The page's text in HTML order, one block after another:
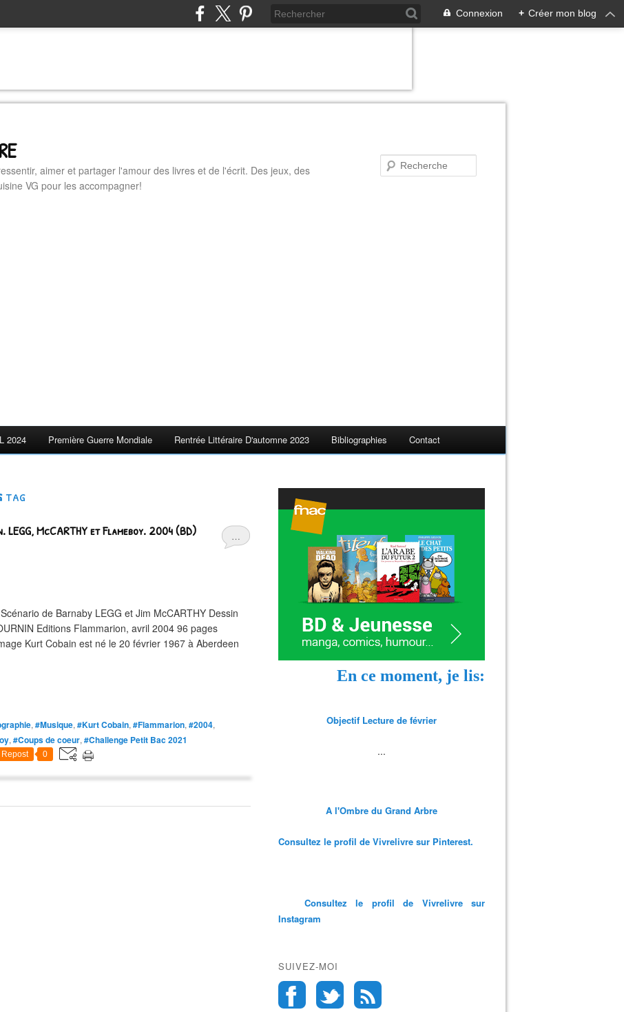
Connexion + Créer mon blog
aimer et partager l'amour des livres et de l'écrit. Des jeux, des
VG pour les accompagner!
2024 Première Guerre Mondiale Rentrée Littéraire D'automne 2023 Bibliographies Contact
tag
…
LEGG, McCARTHY et Flameboy. 2004 (BD)
de Barnaby LEGG et Jim McCARTHY Dessin
Editions Flammarion, avril 2004 96 pages
Kurt Cobain est né le 20 février 1967 à Aberdeen
, #Musique, #Kurt Cobain, #Flammarion, #2004,
, #Coups de coeur, #Challenge Petit Bac 2021
Repost 0
En ce moment, je lis:
Objectif Lecture de février
...
A l'Ombre du Grand Arbre
Consultez le profil de Vivrelivre sur Pinterest.
Consultez le profil de Vivrelivre sur
Instagram
SUIVEZ-MOI